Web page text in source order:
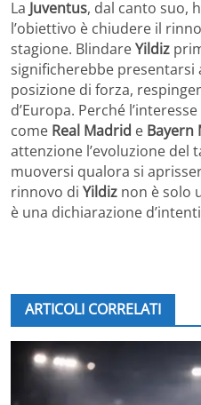
La Juventus, dal canto suo,
l’obiettivo è chiudere il
stagione. BlindareYildiz
significherebbe presentarsi
posizione di forza,
d’Europa. Perché
come Real Madrid e Bayern
attenzione l’evoluzione del
muoversi qualora si
rinnovo di Yildiz non è solo
è una dichiarazione
ARTICOLI CORRELATI